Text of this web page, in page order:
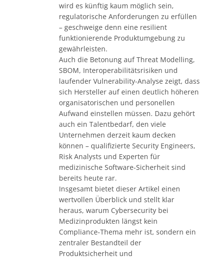
wird es künftig kaum möglich sein,
regulatorische Anforderungen zu erfüllen
– geschweige denn eine resilient
funktionierende Produktumgebung zu
gewährleisten.
Auch die Betonung auf Threat Modelling,
SBOM, Interoperabilitätsrisiken und
laufender Vulnerability-Analyse zeigt, dass
sich Hersteller auf einen deutlich höheren
organisatorischen und personellen
Aufwand einstellen müssen. Dazu gehört
auch ein Talentbedarf, den viele
Unternehmen derzeit kaum decken
können – qualifizierte Security Engineers,
Risk Analysts und Experten für
medizinische Software-Sicherheit sind
bereits heute rar.
Insgesamt bietet dieser Artikel einen
wertvollen Überblick und stellt klar
heraus, warum Cybersecurity bei
Medizinprodukten längst kein
Compliance-Thema mehr ist, sondern ein
zentraler Bestandteil der
Produktsicherheit und